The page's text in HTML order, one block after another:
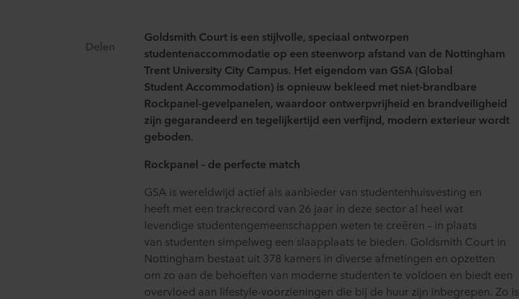
Delen
Goldsmith Court is een stijlvolle, speciaal ontworpen
studentenaccommodatie op een steenworp afstand van de Nottingham
Trent University City Campus. Het eigendom van GSA (Global
Student Accommodation) is opnieuw bekleed met niet-brandbare
Rockpanel-gevelpanelen, waardoor ontwerpvrijheid en brandveiligheid
zijn gegarandeerd en tegelijkertijd een verfijnd, modern exterieur wordt
geboden.
Rockpanel – de perfecte match
GSA is wereldwijd actief als aanbieder van studentenhuisvesting en
heeft met een trackrecord van 26 jaar in deze sector al heel wat
levendige studentengemeenschappen weten te creëren – in plaats
van studenten simpelweg een slaapplaats te bieden. Goldsmith Court in
Nottingham bestaat uit 378 kamers in diverse afmetingen en opzetten
om zo aan de behoeften van moderne studenten te voldoen en biedt een
overvloed aan lifestyle-voorzieningen die bij de huur zijn inbegrepen. Zo is